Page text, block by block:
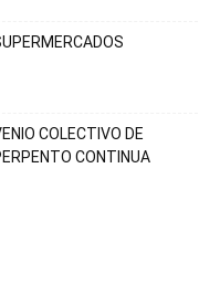
COLECTIVO DE
CONTINUA